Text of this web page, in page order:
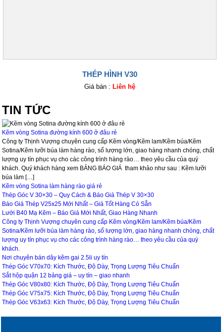
THÉP HÌNH V30
Giá bán : Liên hệ
TIN TỨC
Kẽm vòng Sotina đường kính 600 ở đâu rẻ
Công ty Thịnh Vượng chuyên cung cấp Kẽm vòng/Kẽm lam/Kẽm búa/Kẽm
Sotina/Kẽm lưỡi búa làm hàng rào, số lượng lớn, giao hàng nhanh chóng, chất
lượng uy tín phục vụ cho các công trình hàng rào… theo yêu cầu của quý
khách. Quý khách hàng xem BẢNG BÁO GIÁ tham khảo như sau : Kẽm lưỡi
búa làm […]
Kẽm vòng Sotina làm hàng rào giá rẻ
Thép Góc V 30×30 – Quy Cách & Báo Giá Thép V 30×30
Báo Giá Thép V25x25 Mới Nhất – Giá Tốt Hàng Có Sẵn
Lưới B40 Mạ Kẽm – Báo Giá Mới Nhất, Giao Hàng Nhanh
Công ty Thịnh Vượng chuyên cung cấp Kẽm vòng/Kẽm lam/Kẽm búa/Kẽm
Sotina/Kẽm lưỡi búa làm hàng rào, số lượng lớn, giao hàng nhanh chóng, chất
lượng uy tín phục vụ cho các công trình hàng rào… theo yêu cầu của quý
khách.
Nơi chuyên bán dây kẽm gai 2.5li uy tín
Thép Góc V70x70: Kích Thước, Độ Dày, Trọng Lượng Tiêu Chuẩn
Sắt hộp quận 12 bảng giá – uy tín – giao nhanh
Thép Góc V80x80: Kích Thước, Độ Dày, Trọng Lượng Tiêu Chuẩn
Thép Góc V75x75: Kích Thước, Độ Dày, Trọng Lượng Tiêu Chuẩn
Thép Góc V63x63: Kích Thước, Độ Dày, Trọng Lượng Tiêu Chuẩn